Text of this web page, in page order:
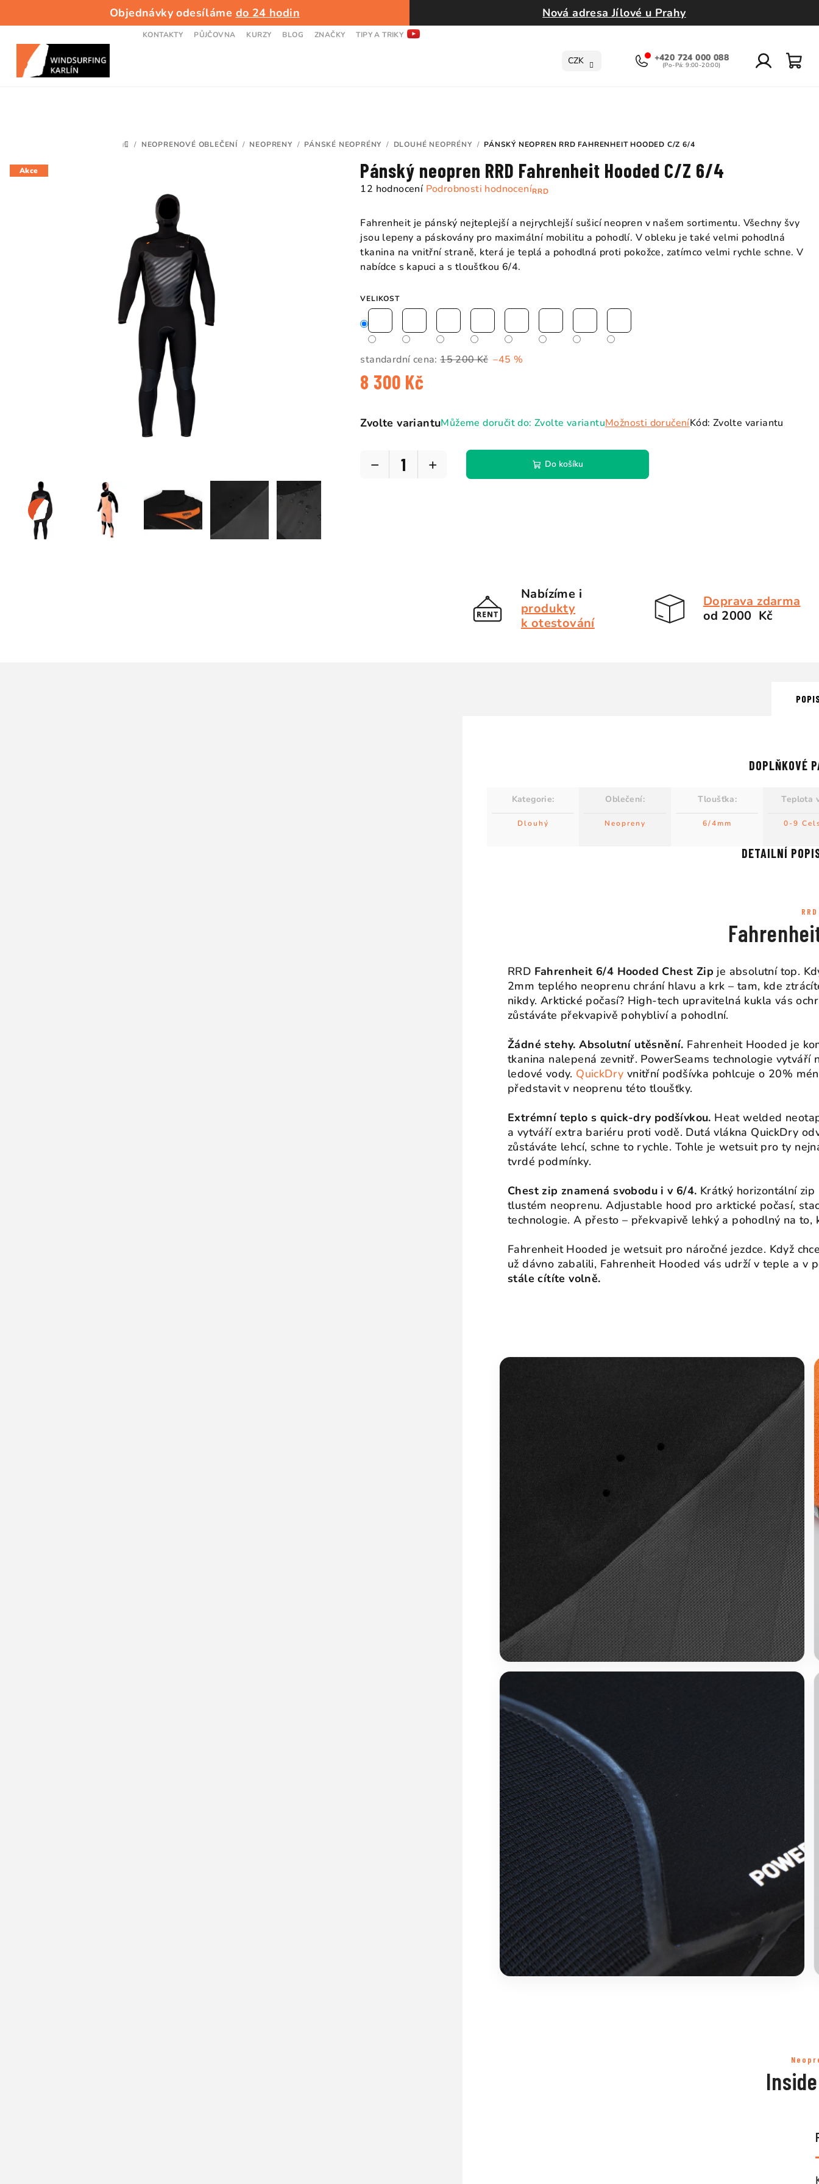
Objednávky odesíláme do 24 hodin Nová adresa Jílové u Prahy
KONTAKTY PŮJČOVNA KURZY BLOG ZNAČKY TIPY A TRIKY
CZK +420 724 000 088
DOMŮ
/ NEOPRENOVÉ OBLEČENÍ / NEOPRENY / PÁNSKÉ NEOPRÉNY / DLOUHÉ NEOPRÉNY / PÁNSKÝ NEOPREN RRD FAHRENHEIT HOODED C/Z 6/4
RRD
Pánský neopren RRD Fahrenheit Hooded C/Z 6/4
Průměrné
produktu
je
4,9
12 hodnocení Podrobnosti hodnocení
Fahrenheit je pánský nejteplejší a nejrychlejší sušicí neopren v našem sortimentu. Všechny švy
jsou lepeny a páskovány pro maximální mobilitu a pohodlí. V obleku je také velmi pohodlná
tkanina na vnitřní straně, která je teplá a pohodlná proti pokožce, zatímco velmi rychle schne. V
nabídce s kapuci a s tloušťkou 6/4.
VELIKOST
standardní cena: 15 200 Kč –45 %
8 300 Kč
cena:
Zvolte variantuMůžeme doručit do: Zvolte variantuMožnosti doručeníKód: Zvolte variantu
+
− Do košíku
Akce
Nabízíme i
produkty
k otestování
Doprava zdarma
od 2000 Kč
DETAILNÍ
RRD
RRD Fahrenheit 6/4 Hooded Chest Zip je absolutní top.
2mm teplého neoprenu chrání hlavu a krk – tam, kde
nikdy. Arktické počasí? High-tech upravitelná kukla vás
zůstáváte překvapivě pohybliví a pohodlní.
Žádné stehy. Absolutní utěsnění. Fahrenheit Hooded je
tkanina nalepená zevnitř. PowerSeams technologie
ledové vody. QuickDry vnitřní podšívka pohlcuje o 20%
představit v neoprenu této tloušťky.
Extrémní teplo s quick-dry podšívkou. Heat welded
a vytváří extra bariéru proti vodě. Dutá vlákna QuickDry
zůstáváte lehcí, schne to rychle. Tohle je wetsuit pro ty
tvrdé podmínky.
Chest zip znamená svobodu i v 6/4. Krátký horizontální
tlustém neoprenu. Adjustable hood pro arktické počasí,
technologie. A přesto – překvapivě lehký a pohodlný na to,
Fahrenheit Hooded je wetsuit pro náročné jezdce. Když
už dávno zabalili, Fahrenheit Hooded vás udrží v teple a v
stále cítíte volně.
DOPLŇKOVÉ
Kategorie:
Dlouhý
Oblečení:
Neopreny
Tloušťka:
6/4mm
Teplota
0-9